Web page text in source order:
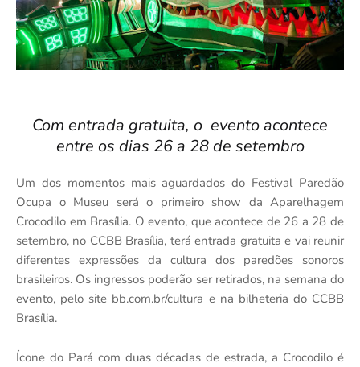
Com entrada gratuita, o evento acontece
entre os dias 26 a 28 de setembro
Um dos momentos mais aguardados do Festival Paredão
Ocupa o Museu será o primeiro show da Aparelhagem
Crocodilo em Brasília. O evento, que acontece de 26 a 28 de
setembro, no CCBB Brasília, terá entrada gratuita e vai reunir
diferentes expressões da cultura dos paredões sonoros
brasileiros. Os ingressos poderão ser retirados, na semana do
evento, pelo site bb.com.br/cultura e na bilheteria do CCBB
Brasília.
Ícone do Pará com duas décadas de estrada, a Crocodilo é